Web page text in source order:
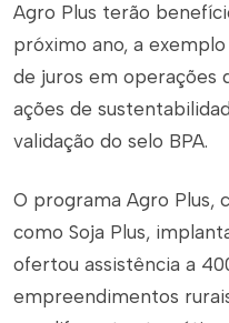
Agro Plus terão
próximo ano, a
de juros em operações
ações de
validação do selo BPA.
O programa Agro Plus,
como Soja Plus,
ofertou assistência a
empreendimentos